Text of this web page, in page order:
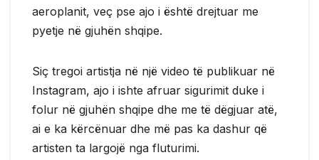
aeroplanit, veç pse ajo i është drejtuar me
pyetje në gjuhën shqipe.
Siç tregoi artistja në një video të publikuar në
Instagram, ajo i ishte afruar sigurimit duke i
folur në gjuhën shqipe dhe me të dëgjuar atë,
ai e ka kërcënuar dhe më pas ka dashur që
artisten ta largojë nga fluturimi.